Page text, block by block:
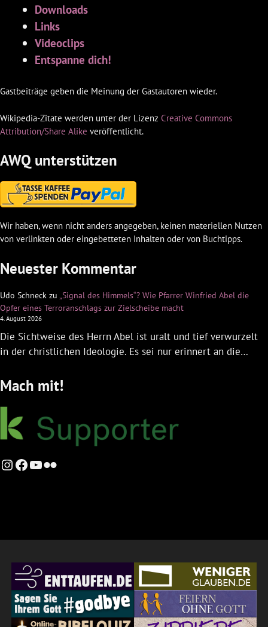
Downloads
Links
Videoclips
Entspanne dich!
Gastbeiträge geben die Meinung der Gastautoren wieder.
Wikipedia-Zitate werden unter der Lizenz Creative Commons
Attribution/Share Alike veröffentlicht.
AWQ unterstützen
Wir haben, wenn nicht anders angegeben, keinen materiellen Nutzen
von verlinkten oder eingebetteten Inhalten oder von Buchtipps.
Neuester Kommentar
Udo Schneck zu „Signal des Himmels“? Wie Pfarrer Winfried Abel die
Opfer eines Terroranschlags zur Zielscheibe macht
4. August 2026
Die Sichtweise des Herrn Abel ist uralt und tief verwurzelt
in der christlichen Ideologie. Es sei nur erinnert an die…
Mach mit!
Instagram
Facebook
YouTube
Flickr